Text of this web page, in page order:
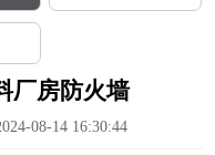
厂房防火墙
08-14 16:30:44